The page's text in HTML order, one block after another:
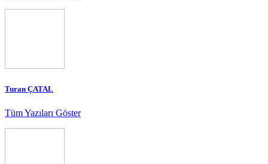
Turan ÇATAL
Tüm Yazıları Göster